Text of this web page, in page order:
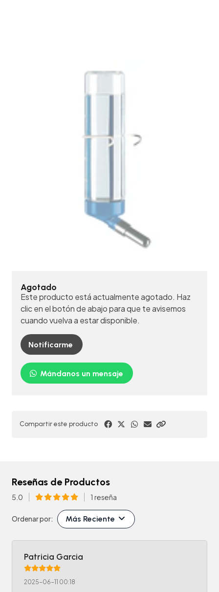
Agotado
Este producto está actualmente agotado. Haz
clic en el botón de abajo para que te avisemos
cuando vuelva a estar disponible.
Notificarme
Mándanos un mensaje
Compartir este producto
Reseñas de Productos
5.0 1 reseña
Ordenar por: Más Reciente
Patricia Garcia
2025-06-11 00:18